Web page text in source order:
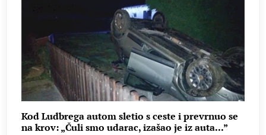
Kod Ludbrega autom sletio s ceste i prevrnuo se
na krov: „Čuli smo udarac, izašao je iz auta...”